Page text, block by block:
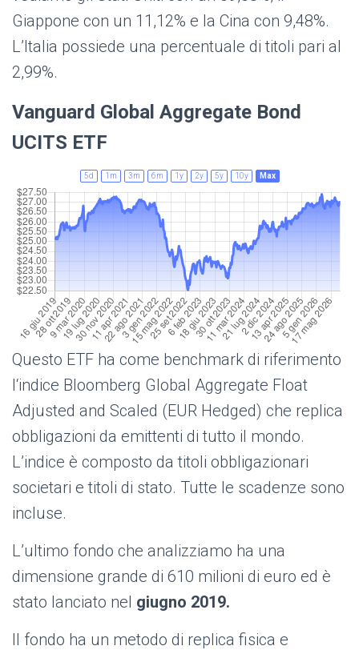
Giappone con un 11,12% e la Cina con 9,48%.
L’Italia possiede una percentuale di titoli pari al
2,99%.
Vanguard Global Aggregate Bond
UCITS ETF
5d 1m 3m 6m 1y 2y 5y 10y Max
Questo ETF ha come benchmark di riferimento
l‘indice Bloomberg Global Aggregate Float
Adjusted and Scaled (EUR Hedged) che replica
obbligazioni da emittenti di tutto il mondo.
L’indice è composto da titoli obbligazionari
societari e titoli di stato. Tutte le scadenze sono
incluse.
L’ultimo fondo che analizziamo ha una
dimensione grande di 610 milioni di euro ed è
stato lanciato nel giugno 2019.
Il fondo ha un metodo di replica fisica e